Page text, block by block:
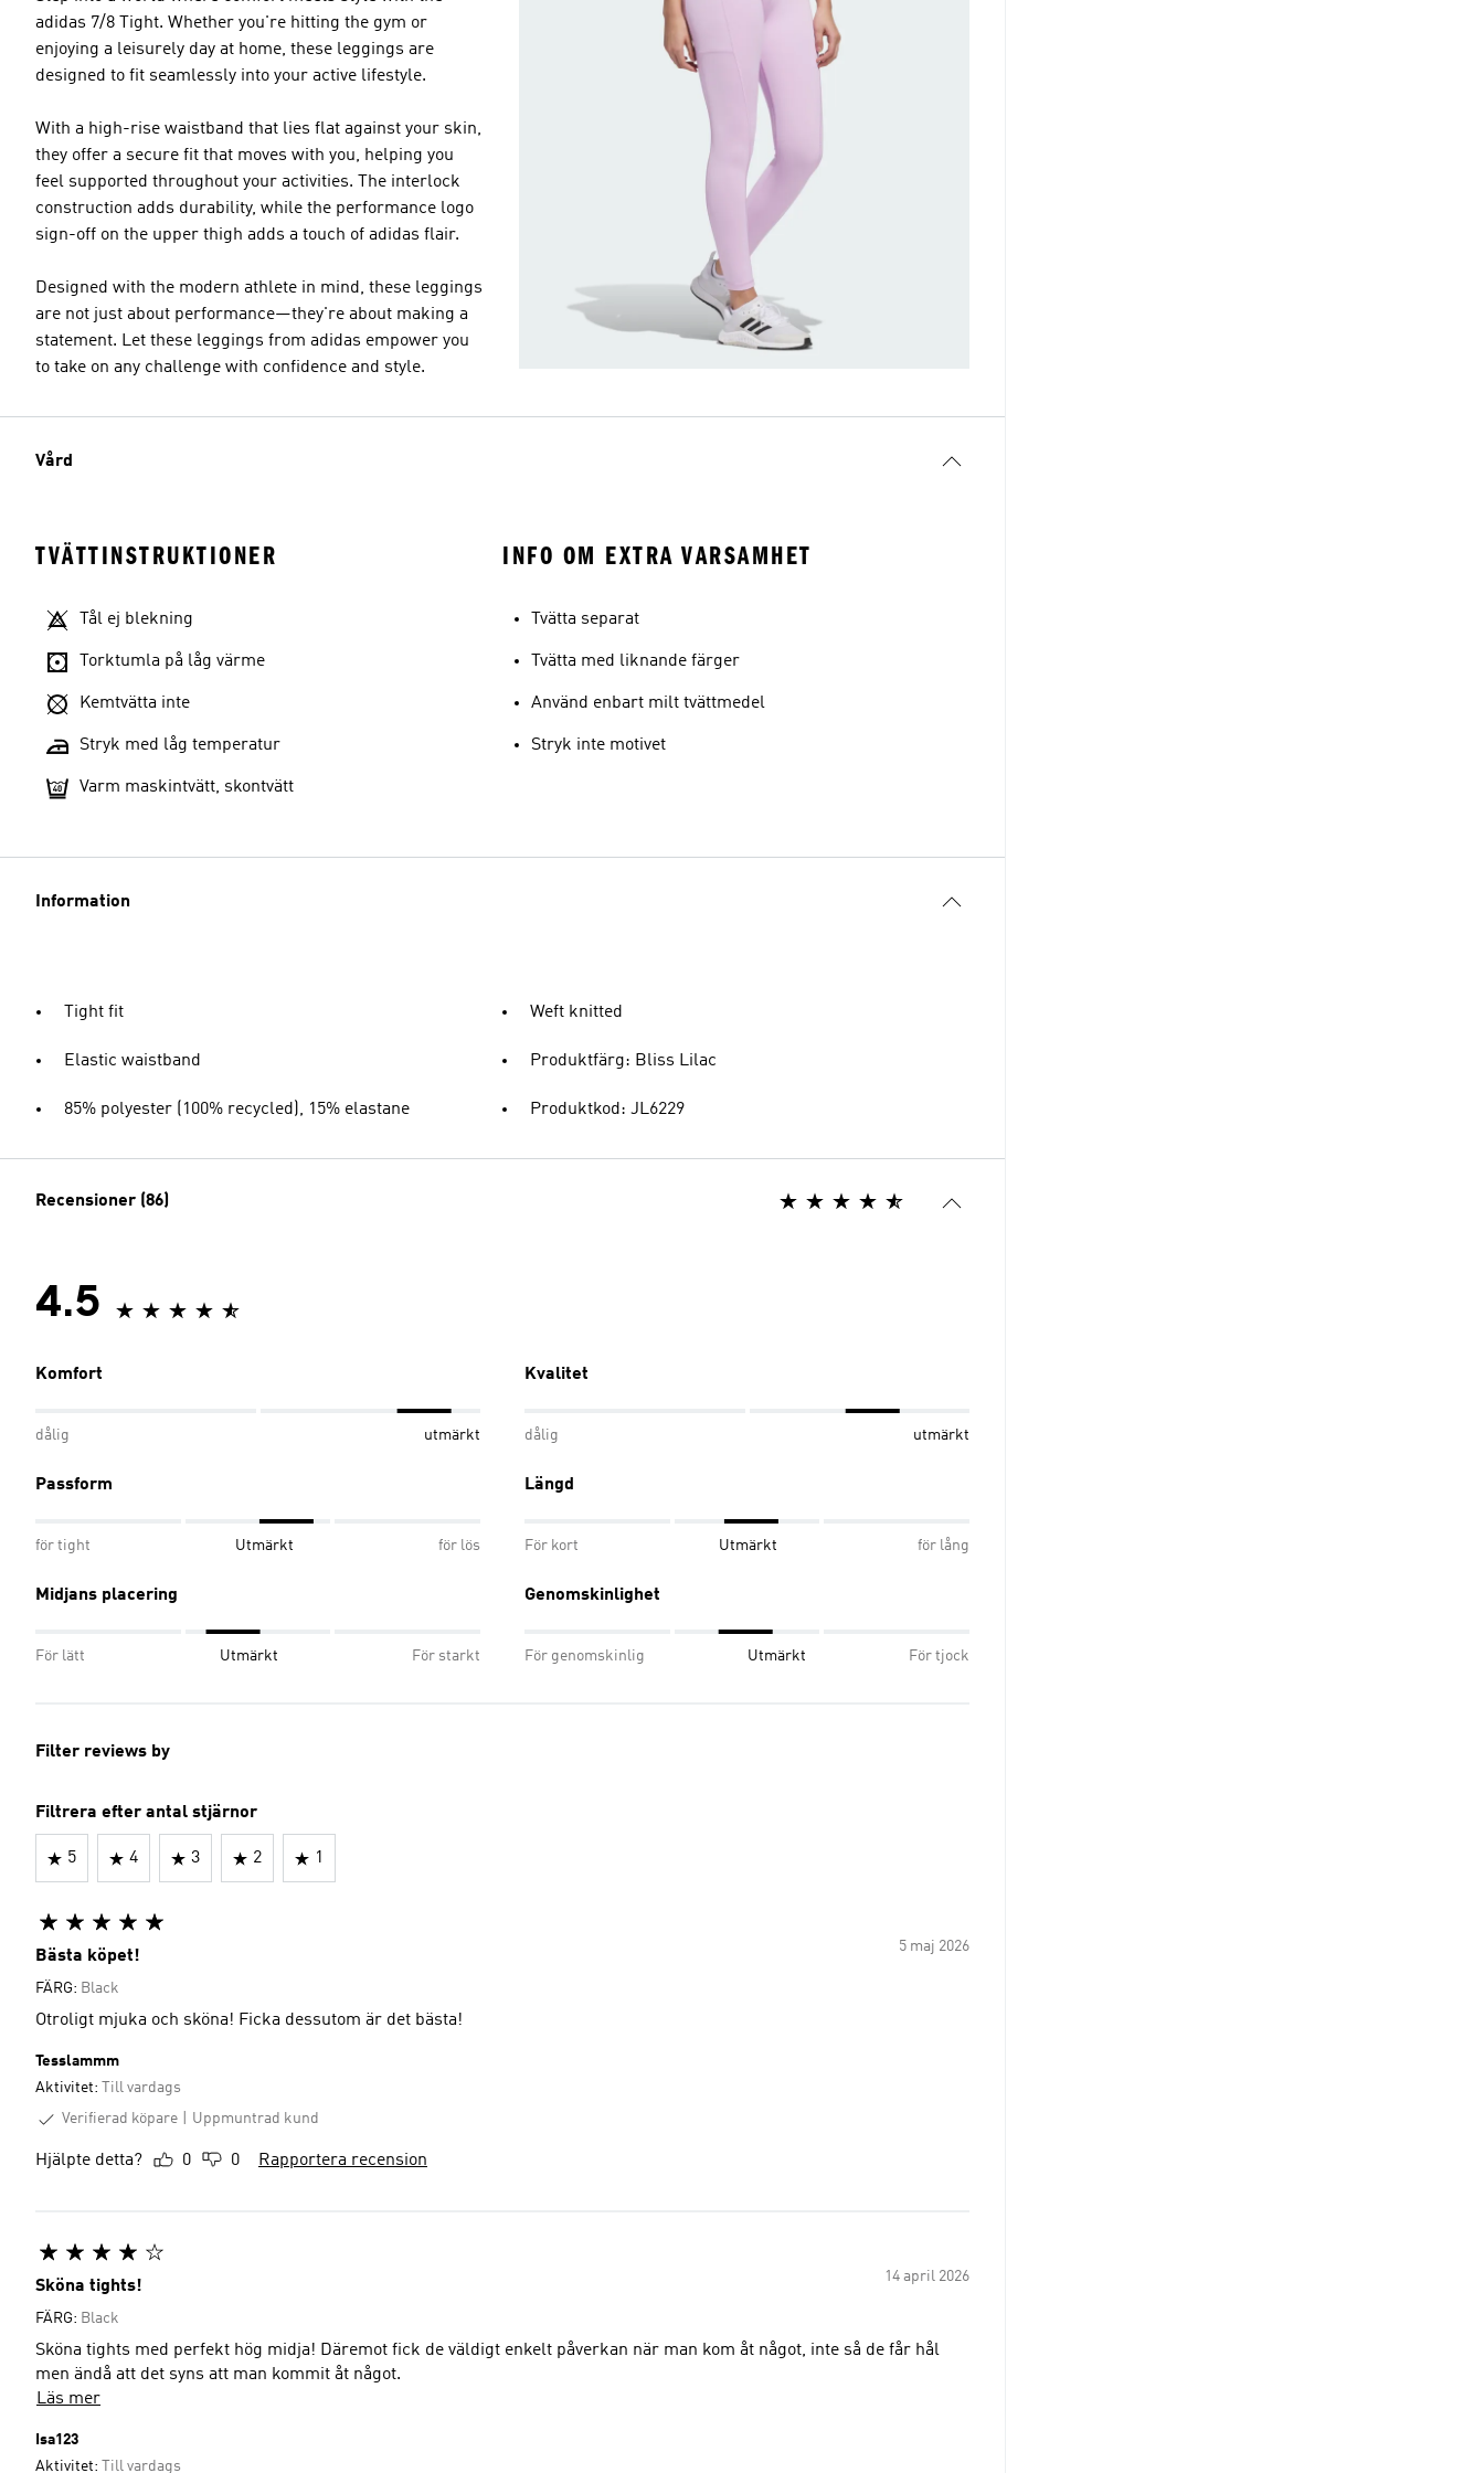
adidas 7/8 Tight. Whether you're hitting the gym or
enjoying a leisurely day at home, these leggings are
designed to fit seamlessly into your active lifestyle.
With a high-rise waistband that lies flat against your skin,
they offer a secure fit that moves with you, helping you
feel supported throughout your activities. The interlock
construction adds durability, while the performance logo
sign-off on the upper thigh adds a touch of adidas flair.
Designed with the modern athlete in mind, these leggings
are not just about performance—they're about making a
statement. Let these leggings from adidas empower you
to take on any challenge with confidence and style.
Vård
TVÄTTINSTRUKTIONER
Tål ej blekning
Torktumla på låg värme
Kemtvätta inte
Stryk med låg temperatur
Varm maskintvätt, skontvätt
INFO OM EXTRA VARSAMHET
Tvätta separat
Tvätta med liknande färger
Använd enbart milt tvättmedel
Stryk inte motivet
Information
Tight fit
Elastic waistband
85% polyester (100% recycled), 15% elastane
Weft knitted
Produktfärg: Bliss Lilac
Produktkod: JL6229
Recensioner (86)
4.5
Komfort
dålig utmärkt
Kvalitet
dålig utmärkt
Passform
för tight Utmärkt för lös
Längd
För kort Utmärkt för lång
Midjans placering
För lätt Utmärkt För starkt
Genomskinlighet
För genomskinlig Utmärkt För tjock
Filter reviews by
Filtrera efter antal stjärnor
5 4 3 2 1
5 maj 2026
Bästa köpet!
FÄRG: Black
Otroligt mjuka och sköna! Ficka dessutom är det bästa!
Tesslammm
Aktivitet:
Till vardags
Verifierad köpare
Uppmuntrad kund
Hjälpte detta? 0 0 Rapportera recension
14 april 2026
Sköna tights!
FÄRG: Black
Sköna tights med perfekt hög midja! Däremot fick de väldigt enkelt påverkan när man kom åt något, inte så de får hål
men ändå att det syns att man kommit åt något.
Läs mer
Isa123
Aktivitet: Till vardags